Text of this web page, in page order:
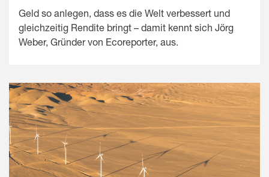
Geld so anlegen, dass es die Welt verbessert und
gleichzeitig Rendite bringt – damit kennt sich Jörg
Weber, Gründer von Ecoreporter, aus.